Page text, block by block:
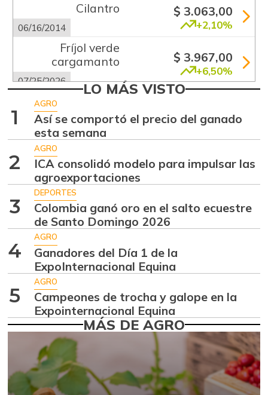
Cilantro
06/16/2014
$ 3.063,00
+2,10%
Fríjol verde
cargamanto
07/25/2026
$ 3.967,00
+6,50%
Habichuela
07/25/2026 -27,59%
Lechuga batavia
07/25/2026
$ 1.036,00
-27,50%
Mora de castilla
09/23/2017
$ 1.125,00
Papa
07/25/2026
Papa criolla
07/25/2026
$ 4.967,00
-8,44%
Pimentón
09/24/2016
$ 900,00
+24,14%
Remolacha
07/25/2026
$ 925,00
-28,41%
Repollo blanco $ 1.108,00
LO MÁS VISTO
1
AGRO
Así se comportó el precio del ganado
esta semana
2
AGRO
ICA consolidó modelo para impulsar las
agroexportaciones
3
DEPORTES
Colombia ganó oro en el salto ecuestre
de Santo Domingo 2026
4
AGRO
Ganadores del Día 1 de la
ExpoInternacional Equina
5
AGRO
Campeones de trocha y galope en la
Expointernacional Equina
MÁS DE AGRO